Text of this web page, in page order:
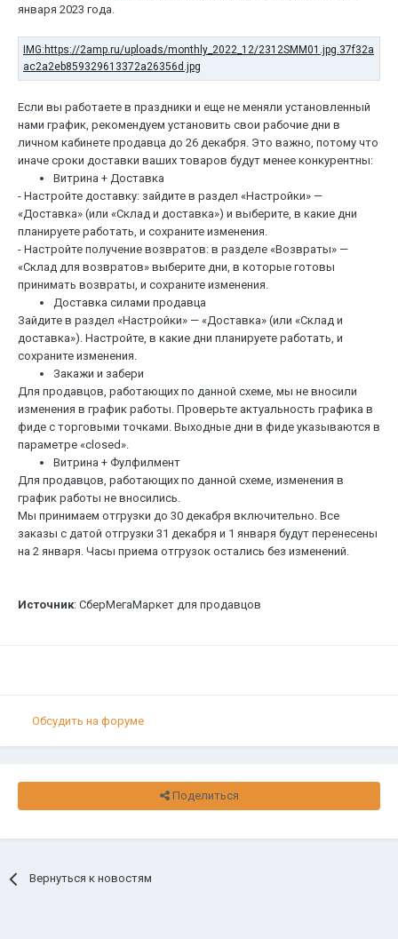
января 2023 года.
Если вы работаете в праздники и еще не меняли установленный
нами график, рекомендуем установить свои рабочие дни в
личном кабинете продавца до 26 декабря. Это важно, потому что
иначе сроки доставки ваших товаров будут менее конкурентны:
Витрина + Доставка
- Настройте доставку: зайдите в раздел «Настройки» —
«Доставка» (или «Склад и доставка») и выберите, в какие дни
планируете работать, и сохраните изменения.
- Настройте получение возвратов: в разделе «Возвраты» —
«Склад для возвратов» выберите дни, в которые готовы
принимать возвраты, и сохраните изменения.
Доставка силами продавца
Зайдите в раздел «Настройки» — «Доставка» (или «Склад и
доставка»). Настройте, в какие дни планируете работать, и
сохраните изменения.
Закажи и забери
Для продавцов, работающих по данной схеме, мы не вносили
изменения в график работы. Проверьте актуальность графика в
фиде с торговыми точками. Выходные дни в фиде указываются в
параметре «closed».
Витрина + Фулфилмент
Для продавцов, работающих по данной схеме, изменения в
график работы не вносились.
Мы принимаем отгрузки до 30 декабря включительно. Все
заказы с датой отгрузки 31 декабря и 1 января будут перенесены
на 2 января. Часы приема отгрузок остались без изменений.
Источник: СберМегаМаркет для продавцов
Обсудить на форуме
Поделиться
Вернуться к новостям